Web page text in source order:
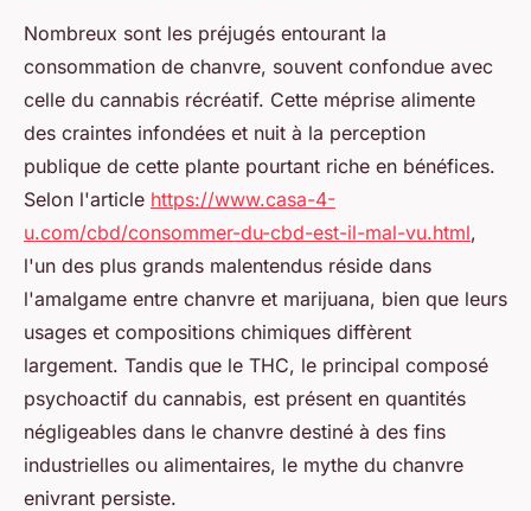
Nombreux sont les préjugés entourant la
consommation de chanvre, souvent confondue avec
celle du cannabis récréatif. Cette méprise alimente
des craintes infondées et nuit à la perception
publique de cette plante pourtant riche en bénéfices.
Selon l'article https://www.casa-4-
u.com/cbd/consommer-du-cbd-est-il-mal-vu.html,
l'un des plus grands malentendus réside dans
l'amalgame entre chanvre et marijuana, bien que leurs
usages et compositions chimiques diffèrent
largement. Tandis que le THC, le principal composé
psychoactif du cannabis, est présent en quantités
négligeables dans le chanvre destiné à des fins
industrielles ou alimentaires, le mythe du chanvre
enivrant persiste.